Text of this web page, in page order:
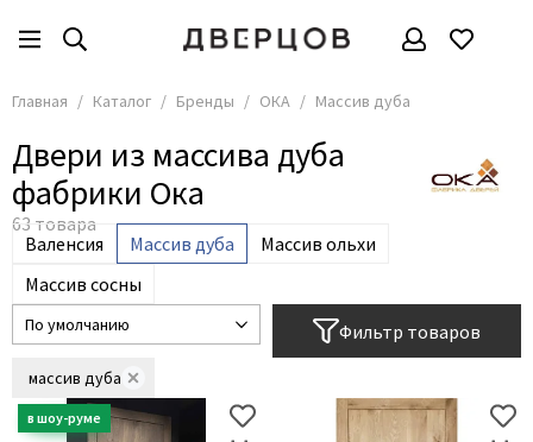
Бренды
Все товары
АСД
Владимирские двери
Дверцов
Дворецкий
Мариам
ОКА
Покрова
Сити Дорс
Главная Каталог Бренды ОКА Массив дуба
Двери из массива дуба
фабрики Ока
Валенсия Массив дуба
Массив ольхи
Массив сосны
Фильтр товаров
массив дуба